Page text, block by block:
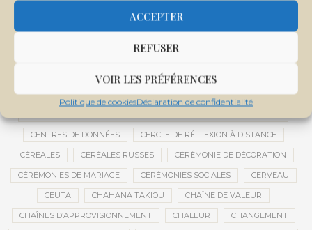
ACCEPTER
REFUSER
VOIR LES PRÉFÉRENCES
Politique de cookiesDéclaration de confidentialité
CENTRALE SOLAIRE DE SANANKOROBA
CENTRE D'INTELLIGENCE ARTIFICIELLE
CENTRE DE SANTÉ COMMUNAUTAIRE
CENTRE INTERNATIONAL DE CONFÉRENCES DE BAMAKO
CENTRE MALI
CENTRES DE DONNÉES CERCLE DE RÉFLEXION À DISTANCE
CÉRÉALES CÉRÉALES RUSSES CÉRÉMONIE DE DÉCORATION
CÉRÉMONIES DE MARIAGE CÉRÉMONIES SOCIALES CERVEAU
CEUTA CHAHANA TAKIOU CHAÎNE DE VALEUR
CHAÎNES D’APPROVISIONNEMENT CHALEUR CHANGEMENT